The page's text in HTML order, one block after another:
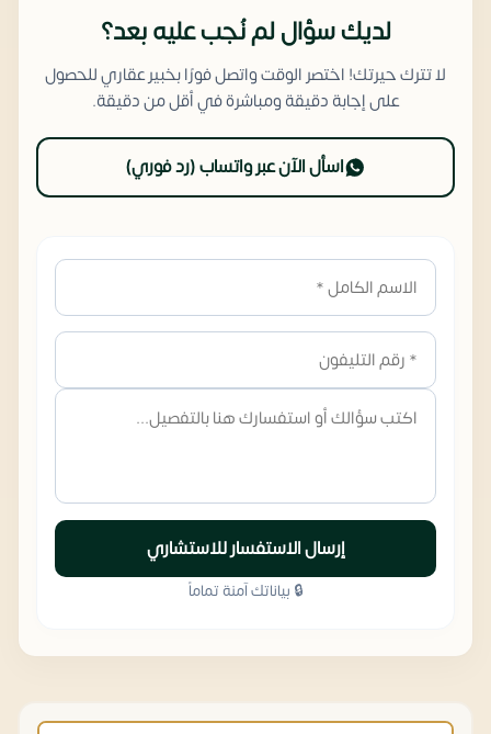
لديك سؤال لم نُجب عليه بعد؟
لا تترك حيرتك! اختصر الوقت واتصل فورًا بخبير عقاري للحصول
على إجابة دقيقة ومباشرة في أقل من دقيقة.
اسأل الآن عبر واتساب (رد فوري)
إرسال الاستفسار للاستشاري
🔒 بياناتك آمنة تماماً